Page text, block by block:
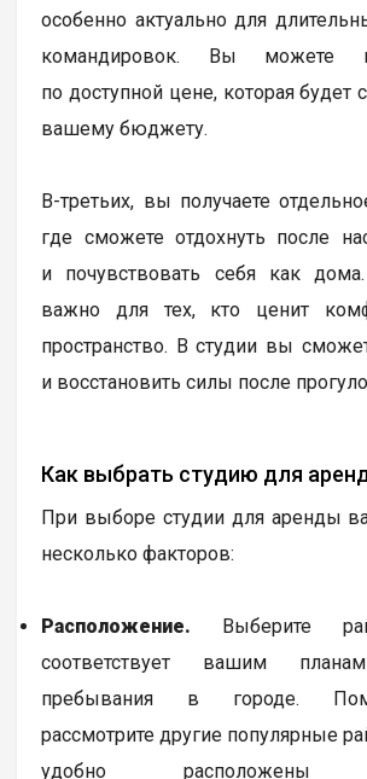
особенно актуально для
командировок. Вы можете
по доступной цене, которая будет
вашему бюджету.
В-третьих, вы получаете
где сможете отдохнуть после
и почувствовать себя как
важно для тех, кто ценит
пространство. В студии вы
и восстановить силы после
Как выбрать студию для
При выборе студии для аренды
несколько факторов:
Расположение. Выберите
соответствует вашим
пребывания в городе.
рассмотрите другие популярные
удобно расположены